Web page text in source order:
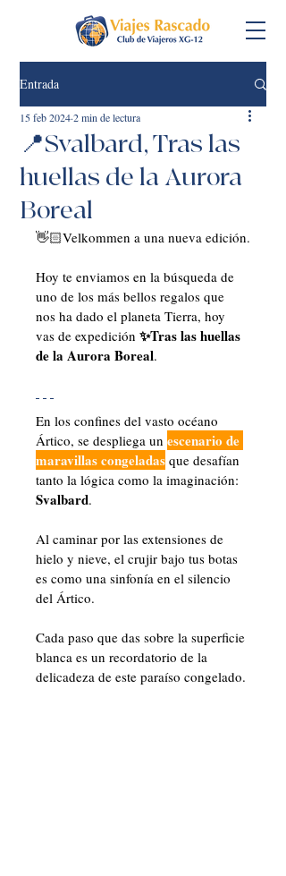
Entrada
📍Svalbard, Tras las
huellas de la Aurora
Boreal
15 feb 20242 min de lectura
👋🏻Velkommen a una nueva edición.
Hoy te enviamos en la búsqueda de
uno de los más bellos regalos que
nos ha dado el planeta Tierra, hoy
vas de expedición ✨Tras las huellas
de la Aurora Boreal.
En los confines del vasto océano
Ártico, se despliega un escenario de
maravillas congeladas que desafían
tanto la lógica como la imaginación:
Svalbard.
Al caminar por las extensiones de
hielo y nieve, el crujir bajo tus botas
es como una sinfonía en el silencio
del Ártico.
Cada paso que das sobre la superficie
blanca es un recordatorio de la
delicadeza de este paraíso congelado.